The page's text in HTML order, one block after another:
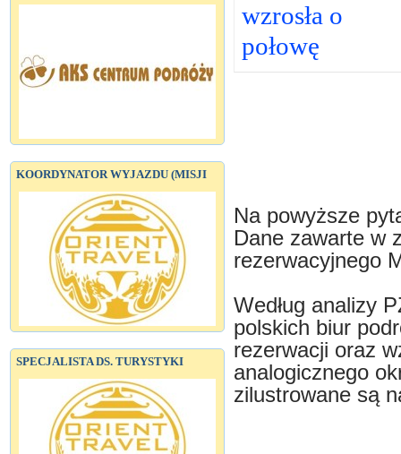
KOORDYNATOR WYJAZDU (MISJI
SPECJALISTA DS. TURYSTYKI
wzrosła o
połowę
Na powyższe
Dane zawarte w
rezerwacyjnego
Według analizy
polskich biur
rezerwacji oraz
analogicznego
zilustrowane są